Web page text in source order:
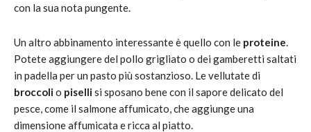
con la sua nota pungente.
Un altro abbinamento interessante è quello con le proteine.
Potete aggiungere del pollo grigliato o dei gamberetti saltati
in padella per un pasto più sostanzioso. Le vellutate di
broccolio pisellisi sposano bene con il sapore delicato del
pesce, come il salmone affumicato, che aggiunge una
dimensione affumicata e ricca al piatto.